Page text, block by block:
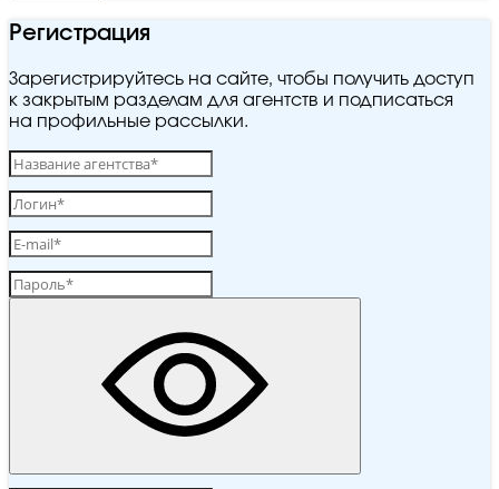
Регистрация
Зарегистрируйтесь на сайте, чтобы получить доступ
к закрытым разделам для агентств и подписаться
на профильные рассылки.